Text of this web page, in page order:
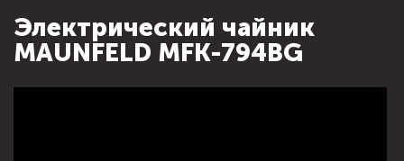
Электрический чайник
MAUNFELD MFK-794BG